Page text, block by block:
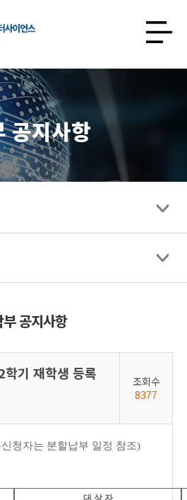
과
열기
공지사항
공지사항
기 재학생 등록
조회수
8377
청자는 분할납부 일정 참조)
대 상 자